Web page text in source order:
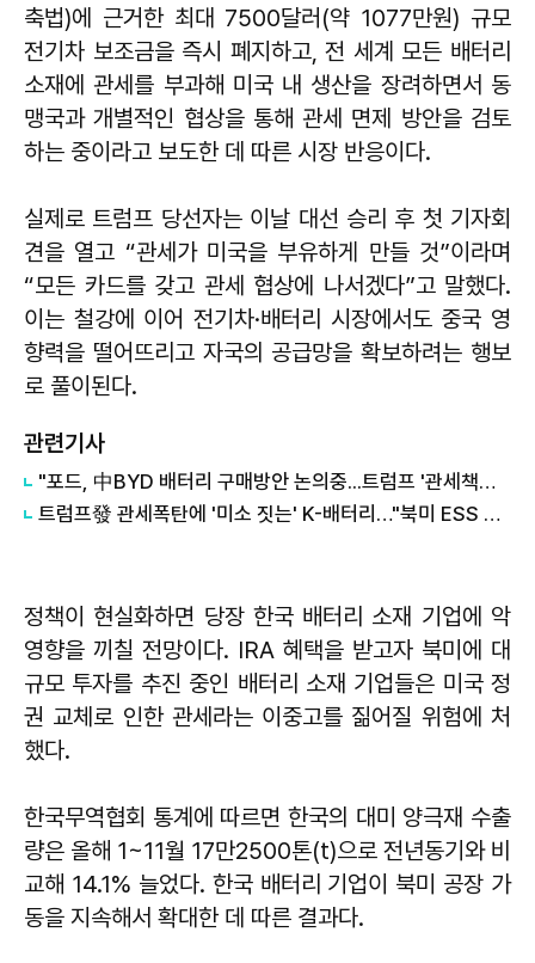
축법)에 근거한 최대 7500달러(약 1077만원) 규모
전기차 보조금을 즉시 폐지하고, 전 세계 모든 배터리
소재에 관세를 부과해 미국 내 생산을 장려하면서 동
맹국과 개별적인 협상을 통해 관세 면제 방안을 검토
하는 중이라고 보도한 데 따른 시장 반응이다.
실제로 트럼프 당선자는 이날 대선 승리 후 첫 기자회
견을 열고 “관세가 미국을 부유하게 만들 것”이라며
“모든 카드를 갖고 관세 협상에 나서겠다”고 말했다.
이는 철강에 이어 전기차·배터리 시장에서도 중국 영
향력을 떨어뜨리고 자국의 공급망을 확보하려는 행보
로 풀이된다.
관련기사
"포드, 中BYD 배터리 구매방안 논의중...트럼프 '관세책사' 맹비난
트럼프發 관세폭탄에 '미소 짓는' K-배터리…"북미 ESS 시장 넘봐야"
정책이 현실화하면 당장 한국 배터리 소재 기업에 악
영향을 끼칠 전망이다. IRA 혜택을 받고자 북미에 대
규모 투자를 추진 중인 배터리 소재 기업들은 미국 정
권 교체로 인한 관세라는 이중고를 짊어질 위험에 처
했다.
한국무역협회 통계에 따르면 한국의 대미 양극재 수출
량은 올해 1~11월 17만2500톤(t)으로 전년동기와 비
교해 14.1% 늘었다. 한국 배터리 기업이 북미 공장 가
동을 지속해서 확대한 데 따른 결과다.